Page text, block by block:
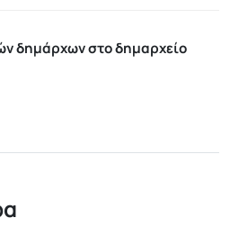
δημάρχων στο δημαρχείο